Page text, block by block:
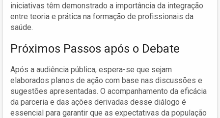
iniciativas têm demonstrado a importância da integração
entre teoria e prática na formação de profissionais da
saúde.
Próximos Passos após o Debate
Após a audiência pública, espera-se que sejam
elaborados planos de ação com base nas discussões e
sugestões apresentadas. O acompanhamento da eficácia
da parceria e das ações derivadas desse diálogo é
essencial para garantir que as expectativas da população